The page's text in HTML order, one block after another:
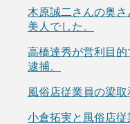
木原誠二さんの奥
美人でした。
高橋達秀が営利目
逮捕。
風俗店従業員の梁
小倉拓実と風俗店